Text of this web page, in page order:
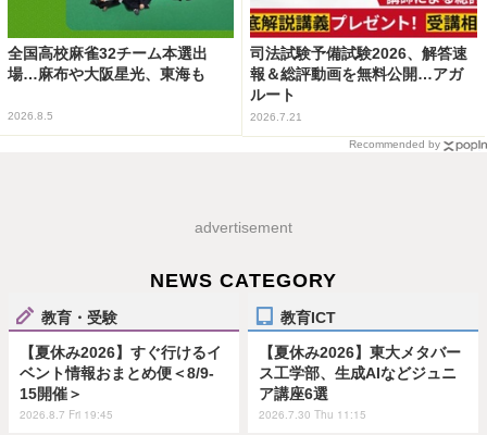
全国高校麻雀32チーム本選出
場…麻布や大阪星光、東海も
2026.8.5
司法試験予備試験2026、解答速
報＆総評動画を無料公開…アガ
ルート
2026.7.21
Recommended by
advertisement
NEWS CATEGORY
教育・受験
【夏休み2026】すぐ行けるイ
ベント情報おまとめ便＜8/9-
15開催＞
2026.8.7 Fri 19:45
教育ICT
【夏休み2026】東大メタバー
ス工学部、生成AIなどジュニ
ア講座6選
2026.7.30 Thu 11:15